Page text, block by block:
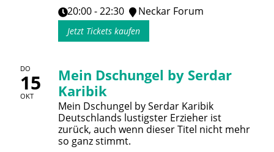
20:00 - 22:30
Neckar Forum
Jetzt Tickets kaufen
DO
15
OKT
Mein Dschungel by Serdar
Karibik
Mein Dschungel by Serdar Karibik
Deutschlands lustigster Erzieher ist
zurück, auch wenn dieser Titel nicht mehr
so ganz stimmt.